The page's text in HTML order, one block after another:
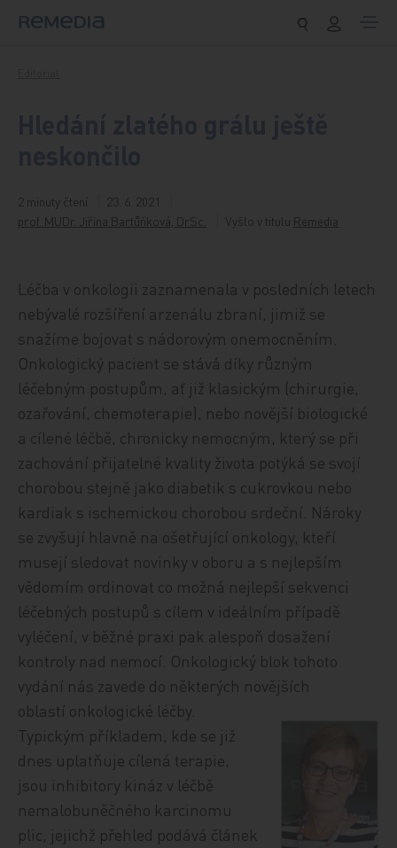
2 minuty čtení
23. 6. 2021
prof. MUDr. Jiřina Bartůňková, DrSc.
Vyšlo v titulu Remedia
Léčba v onkologii zaznamenala v posledních letech
nebývalé rozšíření arzenálu zbraní, jimiž se
snažíme bojovat s nádorovým onemocněním.
Onkologický pacient se stává díky různým
léčebným postupům, ať již klasickým (chirurgie,
ozařování, chemoterapie), nebo novější biologické
a cílené léčbě, chronicky nemocným, který se při
zachování přijatelné kvality života potýká se svojí
chorobou stejně jako diabetik s cukrovkou nebo
kardiak s ischemickou chorobou srdeční. Nároky
se zvyšují hlavně na ošetřující onkology, kteří
musejí sledovat novinky v oboru a s nejlepším
vědomím ordinovat co možná nejlepší sekvenci
léčebných postupů s cílem v ideálním případě
vyléčení, v běžné praxi pak alespoň dosažení
kontroly nad nemocí. Onkologický blok tohoto
vydání nás zavede do některých novějších
oblastí onkologické léčby.
Typickým příkladem, kde se již
dnes uplatňuje cílená terapie,
jsou inhibitory kináz v léčbě
nemalobuněčného karcinomu
plic, jejichž přehled podává článek